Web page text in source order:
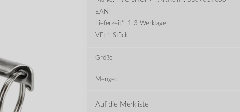
EAN:
Lieferzeit*: 1-3 Werktage
VE: 1 Stück
Größe
Menge:
Auf die Merkliste